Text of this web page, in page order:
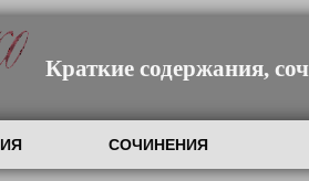
Краткие содержания,
СОЧИНЕНИЯ